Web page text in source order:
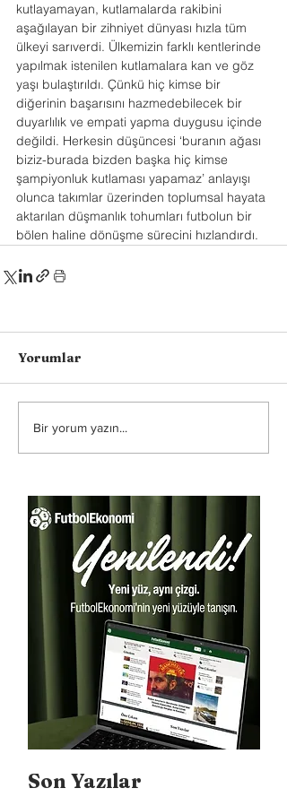
kutlayamayan, kutlamalarda rakibini
aşağılayan bir zihniyet dünyası hızla tüm
ülkeyi sarıverdi. Ülkemizin farklı kentlerinde
yapılmak istenilen kutlamalara kan ve göz
yaşı bulaştırıldı. Çünkü hiç kimse bir
diğerinin başarısını hazmedebilecek bir
duyarlılık ve empati yapma duygusu içinde
değildi. Herkesin düşüncesi ‘buranın ağası
biziz-burada bizden başka hiç kimse
şampiyonluk kutlaması yapamaz’ anlayışı
olunca takımlar üzerinden toplumsal hayata
aktarılan düşmanlık tohumları futbolun bir
bölen haline dönüşme sürecini hızlandırdı.
Yorumlar
Bir yorum yazın...
Son Yazılar